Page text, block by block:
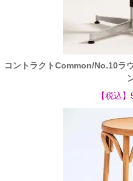
コントラクトCommon/No.10ラ
【税込